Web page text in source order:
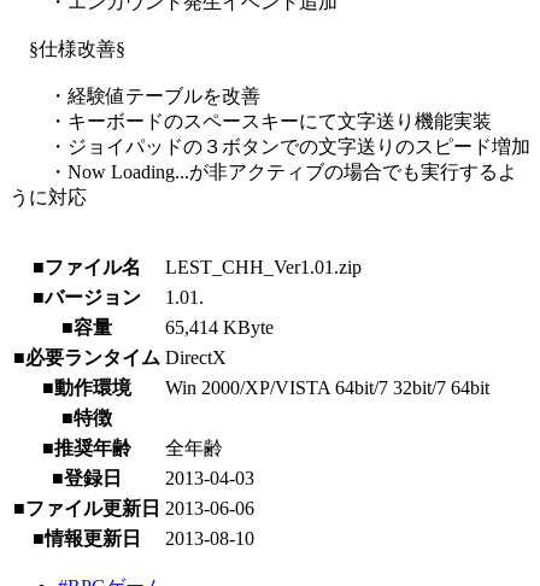
§仕様改善§
・経験値テーブルを改善
・キーボードのスペースキーにて文字送り機能実装
・ジョイパッドの３ボタンでの文字送りのスピード増加
・Now Loading...が非アクティブの場合でも実行するよ
うに対応
■ファイル名
LEST_CHH_Ver1.01.zip
■バージョン
1.01.
■容量
65,414 KByte
■必要ランタイム DirectX
■動作環境
Win 2000/XP/VISTA 64bit/7 32bit/7 64bit
■特徴
■推奨年齢
全年齢
■登録日
2013-04-03
■ファイル更新日 2013-06-06
■情報更新日
2013-08-10